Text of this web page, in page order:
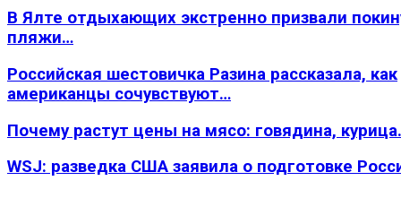
В Ялте отдыхающих экстренно призвали
пляжи…
Российская шестовичка Разина рассказала, как
американцы сочувствуют…
Почему растут цены на мясо: говядина,
WSJ: разведка США заявила о подготовке